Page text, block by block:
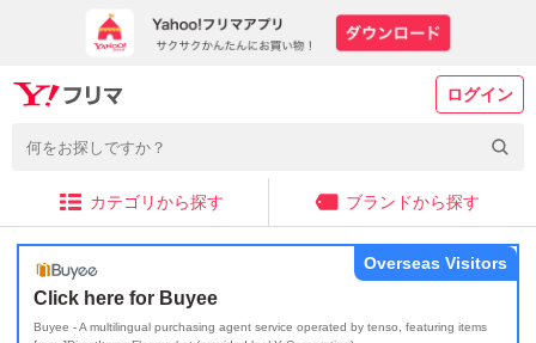
ログイン
カテゴリから探す ブランドから探す
Click here for Buyee
Buyee - A multilingual purchasing agent service operated by tenso, featuring items
Overseas Visitors